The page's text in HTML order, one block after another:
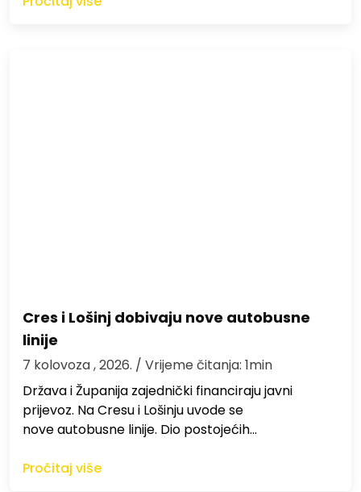
Cres i Lošinj dobivaju nove autobusne
linije
7 kolovoza , 2026. / Vrijeme čitanja: 1min
Država i Županija zajednički financiraju javni
prijevoz. Na Cresu i Lošinju uvode se
nove autobusne linije. Dio postojećih…
Pročitaj više